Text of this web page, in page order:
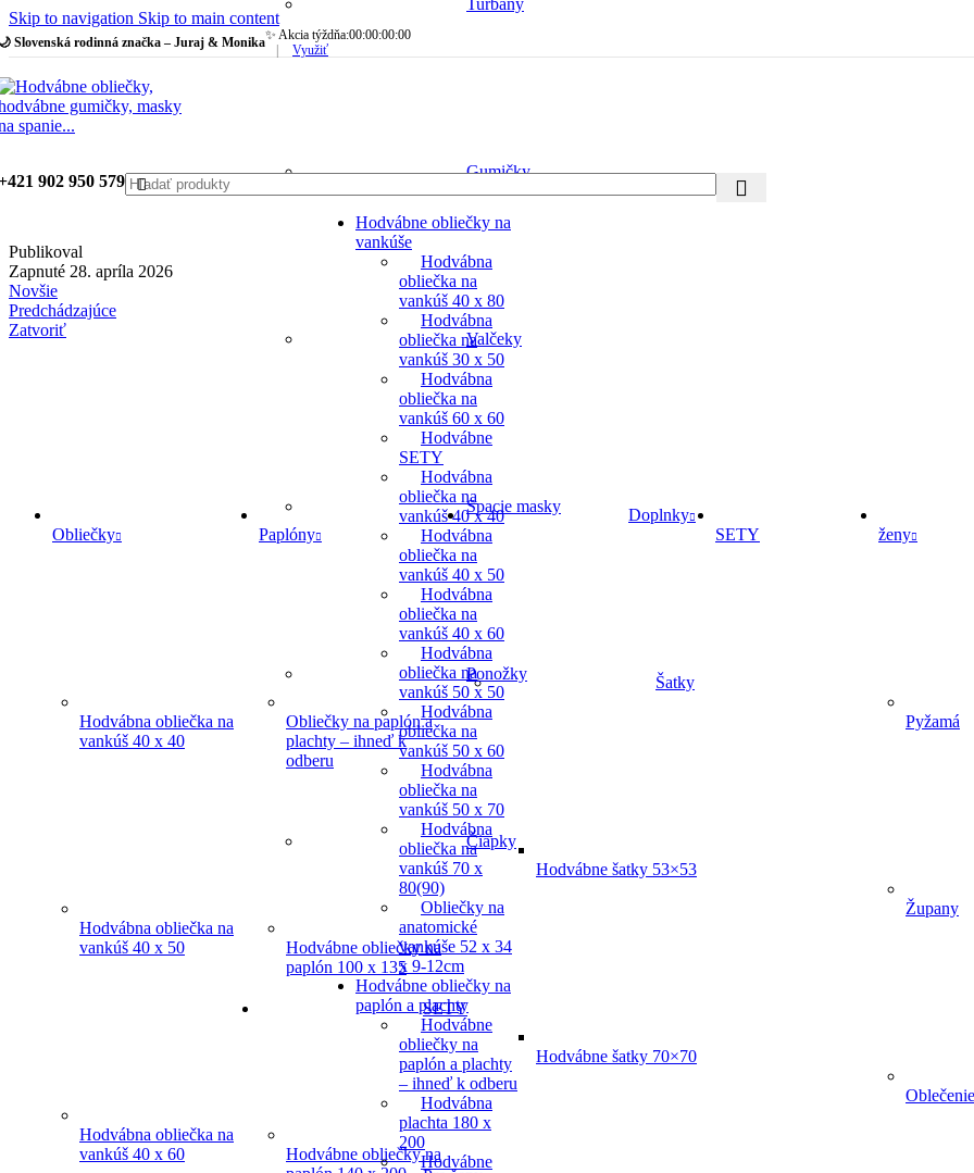
Skip to navigation Skip to main content
Slovenská rodinná značka – Juraj & Monika✨ Akcia týždňa:00:00:00:00
Využiť
Turbany
Gumičky
Valčeky
Spacie masky
Ponožky
Čiapky
SETY
902 950 579
Hodvábne obliečky na
vankúše
Hodvábna
obliečka na
vankúš 40 x 80
Hodvábna
obliečka na
vankúš 30 x 50
Hodvábna
obliečka na
vankúš 60 x 60
Hodvábne
SETY
Hodvábna
obliečka na
vankúš 40 x 40
Hodvábna
obliečka na
vankúš 40 x 50
Hodvábna
obliečka na
vankúš 40 x 60
Hodvábna
obliečka na
vankúš 50 x 50
Hodvábna
obliečka na
vankúš 50 x 60
Hodvábna
obliečka na
vankúš 50 x 70
Hodvábna
obliečka na
vankúš 70 x
80(90)
Obliečky na
anatomické
vankúše 52 x 34
x 9-12cm
Hodvábne obliečky na
paplón a plachty
Hodvábne
obliečky na
paplón a plachty
– ihneď k odberu
Hodvábna
plachta 180 x
200
Hodvábne
Publikoval
Zapnuté 28. apríla 2026
Novšie
Predchádzajúce
Zatvoriť
Obliečky
Hodvábna obliečka na
vankúš 40 x 40
Hodvábna obliečka na
vankúš 40 x 50
Hodvábna obliečka na
vankúš 40 x 60
Paplóny
Obliečky na paplón a
plachty – ihneď k
odberu
Hodvábne obliečky na
paplón 100 x 135
Hodvábne obliečky na
Doplnky
Šatky
Hodvábne šatky 53×53
Hodvábne šatky 70×70
SETY
ženy
Pyžamá
Župany
Oblečenie